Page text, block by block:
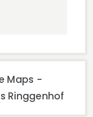
Maps -
Ringgenhof